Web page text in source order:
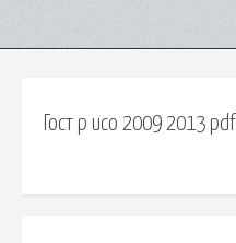
Гост р исо 2009 2013 pdf